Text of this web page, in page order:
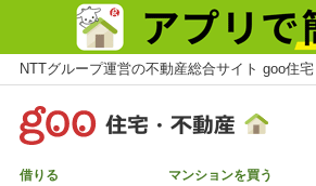
NTTグループ運営の不動産総合サイト goo住
借りる マンションを買う